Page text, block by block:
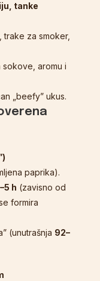
tanke
za smoker,
aromu i
„beefy” ukus.
paprika).
h (zavisno od
formira
(unutrašnja 92–